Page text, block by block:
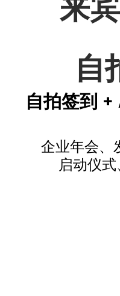
来
自
自拍签到
企业年会、
启动仪